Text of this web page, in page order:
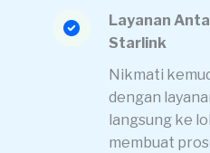
Layanan
Starlink
Nikmati
dengan
langsung ke
membuat